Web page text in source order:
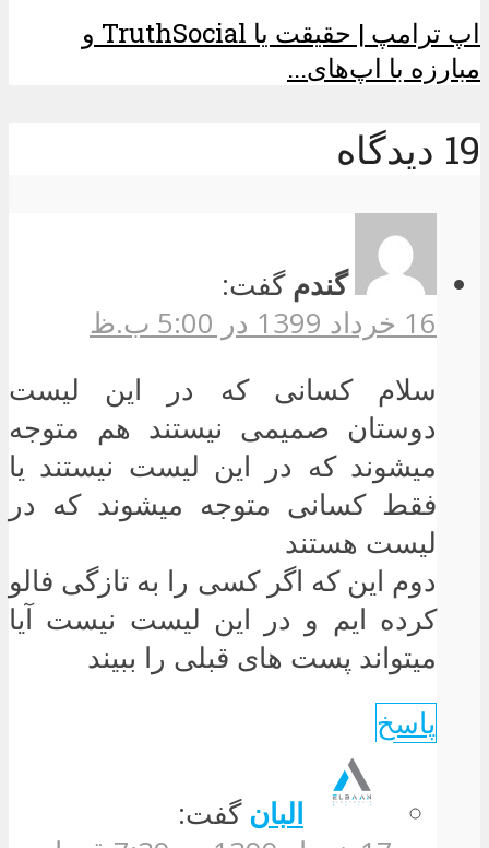
اپ ترامپ | حقیقت یا TruthSocial و
مبارزه با اپ‌های...
19 دیدگاه
گندم گفت:
16 خرداد 1399 در 5:00 ب.ظ
سلام کسانی که در این لیست
دوستان صمیمی نیستند هم متوجه
میشوند که در این لیست نیستند یا
فقط کسانی متوجه میشوند که در
لیست هستند
دوم این که اگر کسی را به تازگی فالو
کرده ایم و در این لیست نیست آیا
میتواند پست های قبلی را ببیند
پاسخ
البان گفت: